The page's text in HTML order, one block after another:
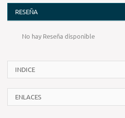
RESEÑA
No hay Reseña disponible
INDICE
ENLACES